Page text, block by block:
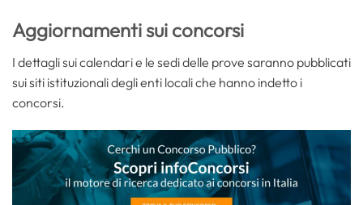
Aggiornamenti sui concorsi
I dettagli sui calendari e le sedi delle prove saranno pubblicati
sui siti istituzionali degli enti locali che hanno indetto i
concorsi.